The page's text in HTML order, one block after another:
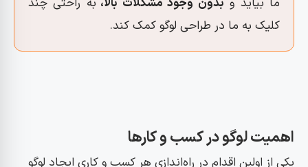
کلیک به ما در طراحی لوگو کمک کند.
اهمیت لوگو در کسب و کار‌ها
یکی از اولین اقدام در راه‌اندازی هر کسب و کاری ایجاد لوگو